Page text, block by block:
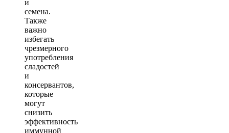
и
семена.
Также
важно
избегать
чрезмерного
употребления
сладостей
и
консервантов,
которые
могут
снизить
эффективность
иммунной